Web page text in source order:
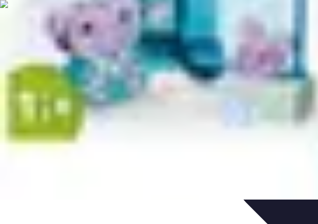
Rituels Coréens
Purification et Bien-être
Bien-êtreRituels et Succès
Rituels Coréens